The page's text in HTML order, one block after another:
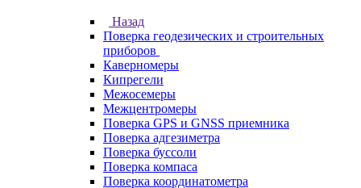
Назад
Поверка геодезических и строительных
приборов
Каверномеры
Кипрегели
Межосемеры
Межцентромеры
Поверка GPS и GNSS приемника
Поверка адгезиметра
Поверка буссоли
Поверка компаса
Поверка координатометра